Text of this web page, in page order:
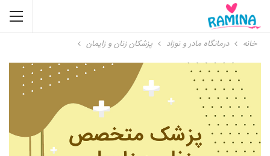
خانه درمانگاه مادر و نوزاد پزشکان زنان و زایمان